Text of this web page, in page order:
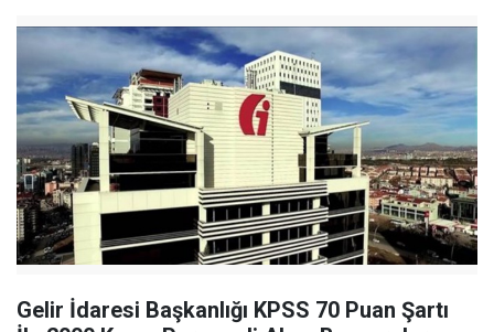
Gelir İdaresi Başkanlığı KPSS 70 Puan Şartı